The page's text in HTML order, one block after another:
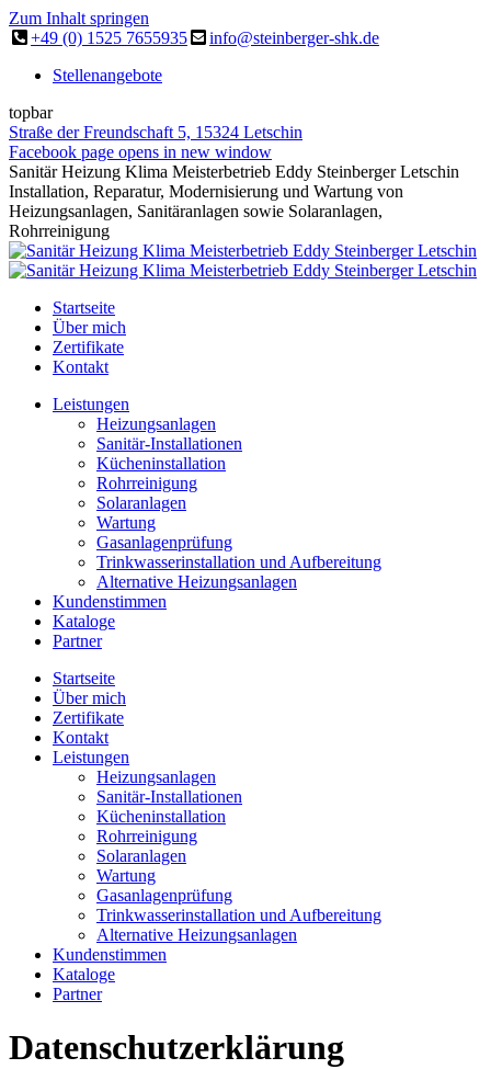
Zum Inhalt springen
+49 (0) 1525 7655935
info@steinberger-shk.de
Stellenangebote
topbar
Straße der Freundschaft 5, 15324 Letschin
Facebook page opens in new window
Sanitär Heizung Klima Meisterbetrieb Eddy Steinberger Letschin
Installation, Reparatur, Modernisierung und Wartung von
Heizungsanlagen, Sanitäranlagen sowie Solaranlagen,
Rohrreinigung
Startseite
Über mich
Zertifikate
Kontakt
Leistungen
Heizungsanlagen
Sanitär-Installationen
Kücheninstallation
Rohrreinigung
Solaranlagen
Wartung
Gasanlagenprüfung
Trinkwasserinstallation und Aufbereitung
Alternative Heizungsanlagen
Kundenstimmen
Kataloge
Partner
Startseite
Über mich
Zertifikate
Kontakt
Leistungen
Heizungsanlagen
Sanitär-Installationen
Kücheninstallation
Rohrreinigung
Solaranlagen
Wartung
Gasanlagenprüfung
Trinkwasserinstallation und Aufbereitung
Alternative Heizungsanlagen
Kundenstimmen
Kataloge
Partner
Datenschutzerklärung